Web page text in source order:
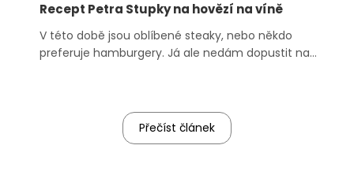
Recept Petra Stupky na hovězí na víně
V této době jsou oblíbené steaky, nebo někdo
preferuje hamburgery. Já ale nedám dopustit na
Přečíst článek